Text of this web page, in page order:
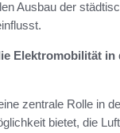
Ausbau der
Elektromobilität in
zentrale Rolle in
bietet, die